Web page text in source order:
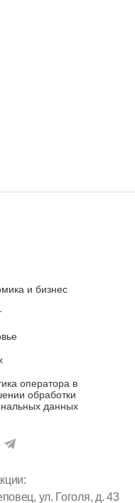
и бизнес
оператора в
обработки
данных
ул. Гоголя, д. 43